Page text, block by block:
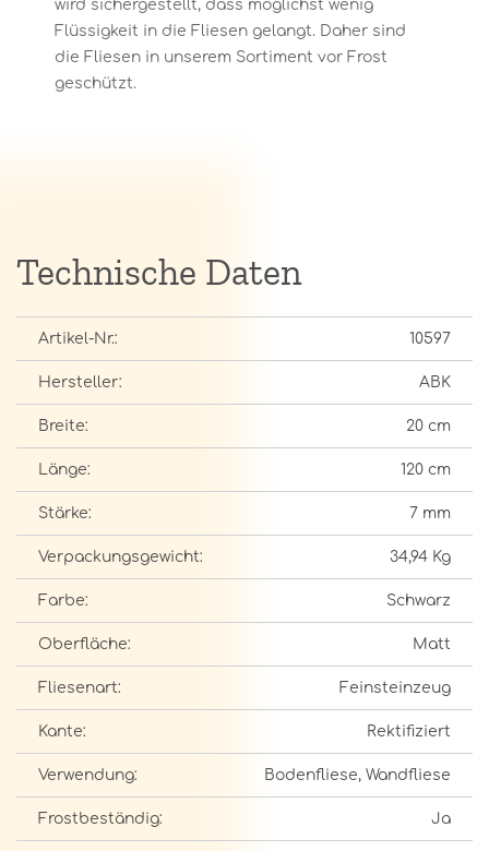
wird sichergestellt, dass möglichst wenig
Flüssigkeit in die Fliesen gelangt. Daher sind
die Fliesen in unserem Sortiment vor Frost
geschützt.
Technische Daten
Artikel-Nr.: 10597
Hersteller: ABK
Breite: 20 cm
Länge: 120 cm
Stärke: 7 mm
Verpackungsgewicht: 34,94 Kg
Farbe: Schwarz
Oberfläche: Matt
Fliesenart: Feinsteinzeug
Kante: Rektifiziert
Verwendung: Bodenfliese, Wandfliese
Frostbeständig: Ja